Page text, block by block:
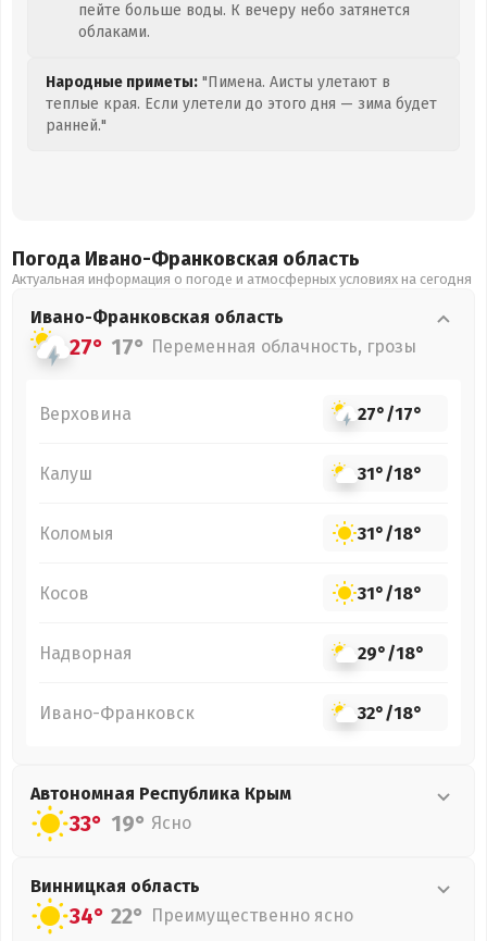
пейте больше воды. К вечеру небо затянется
облаками.
Народные приметы: "Пимена. Аисты улетают в
теплые края. Если улетели до этого дня — зима будет
ранней."
Погода Ивано-Франковская область
Актуальная информация о погоде и атмосферных условиях на сегодня
Ивано-Франковская область
27° 17° Переменная облачность, грозы
Верховина 27°/17°
Калуш 31°/18°
Коломыя 31°/18°
Косов 31°/18°
Надворная 29°/18°
Ивано-Франковск 32°/18°
Автономная Республика Крым
33° 19° Ясно
Винницкая область
34° 22° Преимущественно ясно